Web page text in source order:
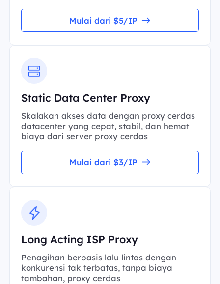
Mulai dari $5/IP
Static Data Center Proxy
Skalakan akses data dengan proxy cerdas
datacenter yang cepat, stabil, dan hemat
biaya dari server proxy cerdas
Mulai dari $3/IP
Long Acting ISP Proxy
Penagihan berbasis lalu lintas dengan
konkurensi tak terbatas, tanpa biaya
tambahan, proxy cerdas